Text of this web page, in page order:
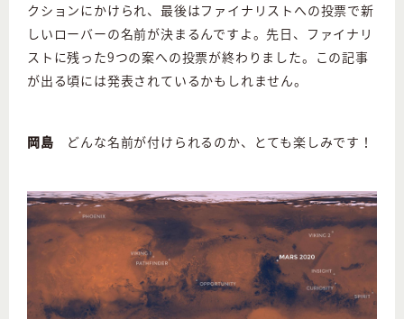
クションにかけられ、最後はファイナリストへの投票で新
しいローバーの名前が決まるんですよ。先日、ファイナリ
ストに残った9つの案への投票が終わりました。この記事
が出る頃には発表されているかもしれません。
岡島 どんな名前が付けられるのか、とても楽しみです！